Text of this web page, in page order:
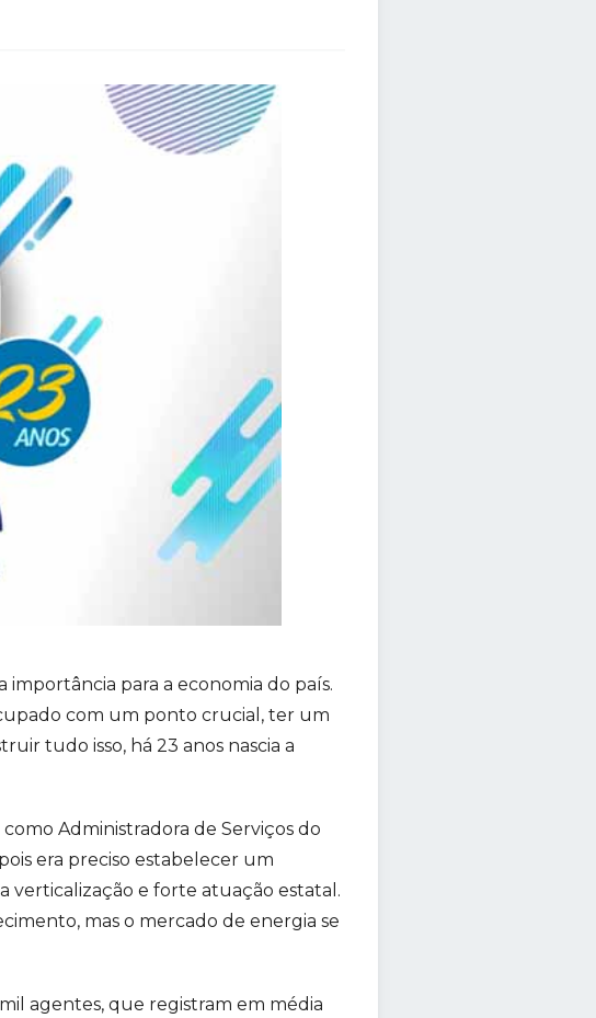
importância para a economia do país.
com um ponto crucial, ter um
tudo isso, há 23 anos nascia a
Administradora de Serviços do
era preciso estabelecer um
verticalização e forte atuação estatal.
mas o mercado de energia se
agentes, que registram em média